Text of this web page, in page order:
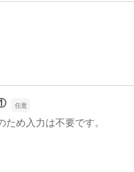
なびの改善すべき点や要
め入力は不要です。